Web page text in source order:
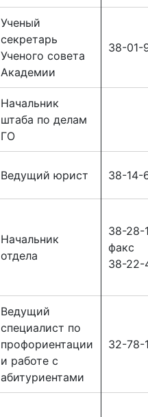
Ученый
секретарь
Ученого совета
Академии
38-01-
Начальник
штаба по делам
ГО
Ведущий юрист 38-14-
Начальник
отдела
38-28-
факс
38-22-
Ведущий
специалист по
профориентации
и работе с
абитуриентами
32-78-